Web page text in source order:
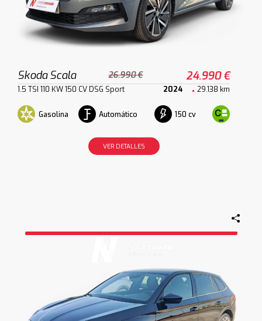
Skoda Scala 26.990 € 24.990 €
1.5 TSI 110 KW 150 CV DSG Sport 2024 29.138 km
Gasolina Automático 150 cv
VER DETALLES